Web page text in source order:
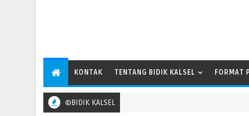
KONTAK TENTANG BIDIK KALSEL FORMAT
©BIDIK KALSEL